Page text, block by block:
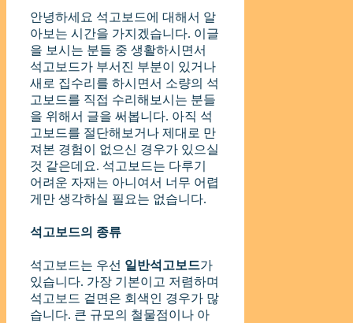
안녕하세요 석고보드에 대해서 알
아보는 시간을 가지겠습니다. 이글
을 보시는 분들 중 생활하시면서
석고보드가 부서진 부분이 있거나
새로 집수리를 하시면서 소량의 석
고보드를 직접 수리해보시는 분들
을 위해서 글을 써봅니다. 아직 석
고보드를 절단해보거나 제대로 만
져본 경험이 없으신 경우가 있으실
것 같은데요. 석고보드는 다루기
어려운 자재는 아니여서 너무 어렵
게만 생각하실 필요는 없습니다.
석고보드의 종류
석고보드는 우선 일반석고보드가
있습니다. 가장 기본이고 저렴하며
석고보드 겉면은 회색인 경우가 많
습니다. 큰 규모의 철물점이나 아